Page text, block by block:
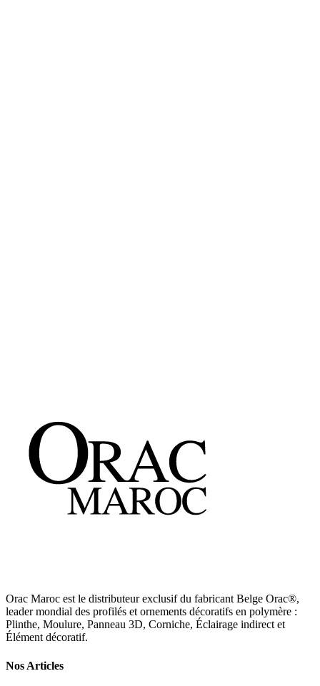
Orac Maroc est le distributeur exclusif du fabricant Belge Orac®,
leader mondial des profilés et ornements décoratifs en polymère :
Plinthe, Moulure, Panneau 3D, Corniche, Éclairage indirect et
Élément décoratif.
Nos Articles